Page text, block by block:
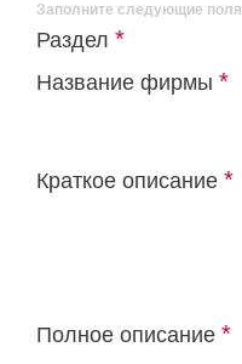
Заполните следующие поля
Раздел *
Название фирмы *
Краткое описание *
Полное описание *